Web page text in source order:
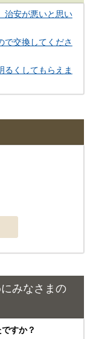
治安が悪いと思い
で交換してくださ
るくしてもらえま
みなさまの
すか？